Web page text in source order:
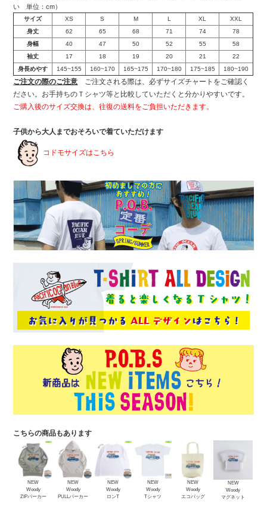
い 単位：cm）
サイズ XS S M L XL
XXL
身丈
62 65 68 71 74
78
身幅
40 47 50 52 55
58
袖丈
17 18 19 20 21
22
身長めやす
145~155 160~170 165~175 170~180 175~185 180~190
ご注文の際のご注意 ご注文される際は、必ずサイズチャートをご確認く
ださい。お手持ちのＴシャツ等と比較していただくと分かりやすいです。
ご購入後のサイズ交換は、往復の送料をご負担いただきます。
子供から大人までおそろいで着ていただけます
コドモサイズはこちら
こちらの商品もあります
NEW
Woody
ZIPパーカー
NEW
Woody
PULLパーカー
NEW
Woody
ロンT
NEW
Woody
Tシャツ
NEW
Woody
エコバッグ
NEW
Woody
マグネット